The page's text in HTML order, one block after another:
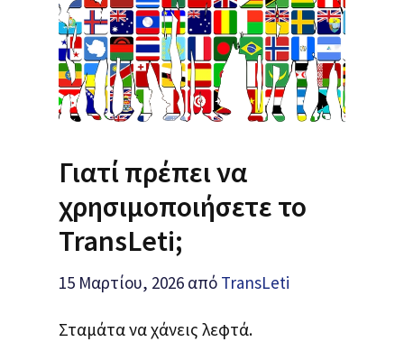
Γιατί πρέπει να
χρησιμοποιήσετε το
TransLeti;
15 Μαρτίου, 2026 από TransLeti
Σταμάτα να χάνεις λεφτά.